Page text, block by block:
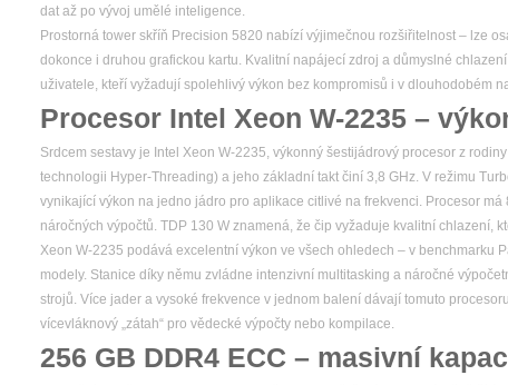
dat až po vývoj umělé inteligence.
Prostorná tower skříň Precision 5820 nabízí výjimečnou rozšiřitelnost – lze
dokonce i druhou grafickou kartu. Kvalitní napájecí zdroj a důmyslné
uživatele, kteří vyžadují spolehlivý výkon bez kompromisů i v dlouhodobém
Procesor Intel Xeon W-2235 –
Srdcem sestavy je Intel Xeon W-2235, výkonný šestijádrový procesor z
technologii Hyper-Threading) a jeho základní takt činí 3,8 GHz. V režimu
vynikající výkon na jedno jádro pro aplikace citlivé na frekvenci. Procesor
náročných výpočtů. TDP 130 W znamená, že čip vyžaduje kvalitní chlazení,
Xeon W-2235 podává excelentní výkon ve všech ohledech – v benchmarku
modely. Stanice díky němu zvládne intenzivní multitasking a náročné
strojů. Více jader a vysoké frekvence v jednom balení dávají tomuto
vícevláknový „zátah“ pro vědecké výpočty nebo kompilace.
256 GB DDR4 ECC – masivní